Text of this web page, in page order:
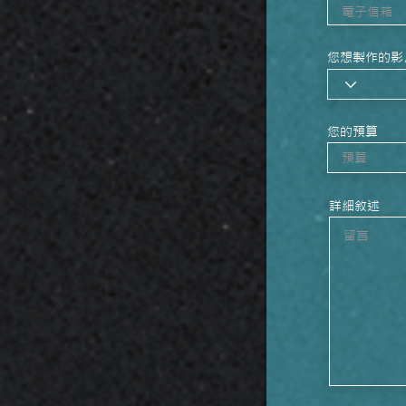
您想製作的
您的預算
詳細敘述